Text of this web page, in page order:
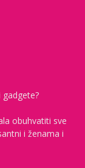
obuhvatiti sve
i ženama i